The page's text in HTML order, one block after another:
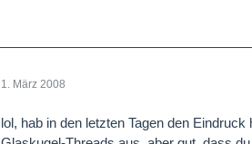
1. März 2008
lol, hab in den letzten Tagen den